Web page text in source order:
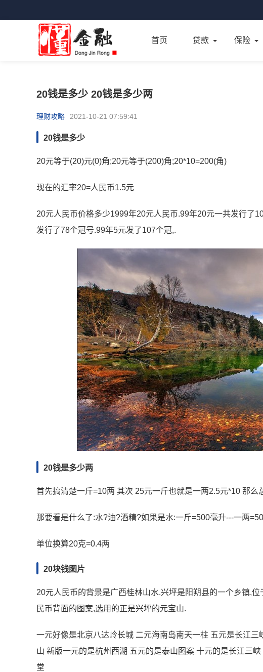
首页 贷款 保险
20钱是多少 20钱是多少两
理财攻略 2021-10-21 07:59:41
20钱是多少
20元等于(20)元(0)角;20元等于(200)角;20*10=200(角)
现在的汇率20=人民币1.5元
20元人民币价格多少1999年20元人民币.99年20元一共发行了
发行了78个冠号.99年5元发了107个冠,.
20钱是多少两
首先搞清楚一斤=10两 其次 25元一斤也就是一两2.5元*10 那么
那要看是什么了:水?油?酒精?如果是水:一斤=500毫升---一两
单位换算20克=0.4两
20块钱图片
20元人民币的背景是广西桂林山水.兴坪是阳朔县的一个乡镇,
民币背面的图案,选用的正是兴坪的元宝山.
一元好像是北京八达岭长城 二元海南岛南天一柱 五元是长江
山 新版一元的是杭州西湖 五元的是泰山图案 十元的是长江三
堂